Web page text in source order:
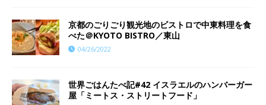
京都のごりごり観光地のビストロで中東料理を食
べた＠KYOTO BISTRO／東山
04/26/2022
世界ごはんたべ記#42 イスラエルのハンバーガー
屋「ミートス・ストリートフード」